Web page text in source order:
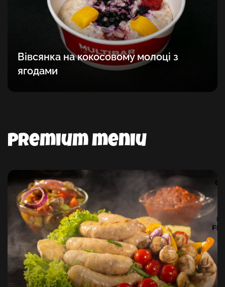
Вівсянка на кокосовому молоці з
ягодами
Premium meniu